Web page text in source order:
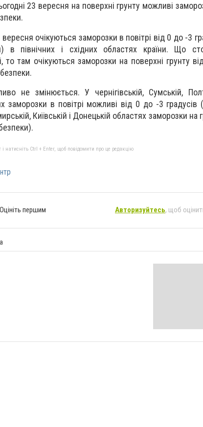
23 вересня на поверхні грунту можливі
очікуються заморозки в повітрі від 0 до -3
в північних і східних областях країни. Що
то там очікуються заморозки на поверхні грунту
не змінюється. У чернігівській, Сумській,
заморозки в повітрі можливі від 0 до -3 градусів
Київській і Донецькій областях заморозки на
натисніть Ctrl + Enter, щоб повідомити про це редакцію
Оцініть першим Авторизуйтесь, щоб